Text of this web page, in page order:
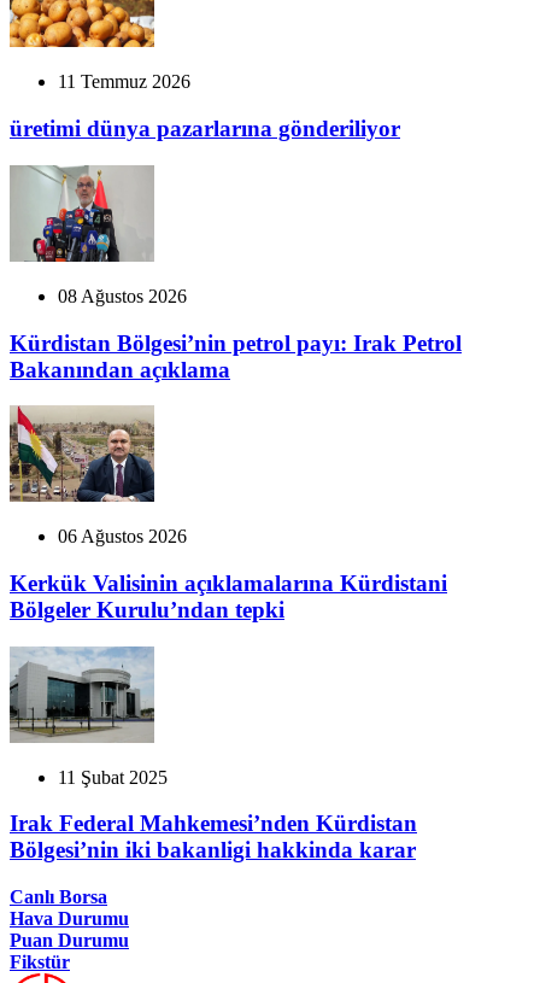
11 Temmuz 2026
üretimi dünya pazarlarına gönderiliyor
08 Ağustos 2026
Kürdistan Bölgesi’nin petrol payı: Irak Petrol
Bakanından açıklama
06 Ağustos 2026
Kerkük Valisinin açıklamalarına Kürdistani
Bölgeler Kurulu’ndan tepki
11 Şubat 2025
Irak Federal Mahkemesi’nden Kürdistan
Bölgesi’nin iki bakanligi hakkinda karar
Canlı Borsa
Hava Durumu
Puan Durumu
Fikstür